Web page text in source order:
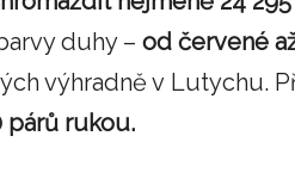
duhy – od červené
výhradně v Lutychu.
párů rukou.